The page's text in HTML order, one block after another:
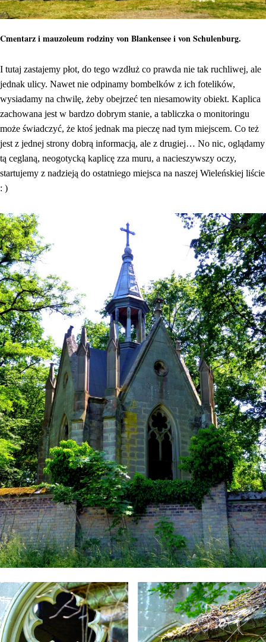
Cmentarz i mauzoleum rodziny von Blankensee i von Schulenburg.
I tutaj zastajemy płot, do tego wzdłuż co prawda nie tak ruchliwej, ale
jednak ulicy. Nawet nie odpinamy bombelków z ich fotelików,
wysiadamy na chwilę, żeby obejrzeć ten niesamowity obiekt. Kaplica
zachowana jest w bardzo dobrym stanie, a tabliczka o monitoringu
może świadczyć, że ktoś jednak ma pieczę nad tym miejscem. Co też
jest z jednej strony dobrą informacją, ale z drugiej… No nic, oglądamy
tą ceglaną, neogotycką kaplicę zza muru, a nacieszywszy oczy,
startujemy z nadzieją do ostatniego miejsca na naszej Wieleńskiej liście
: )